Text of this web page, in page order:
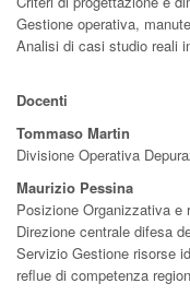
Gestione operativa,
Analisi di casi studio reali
Docenti
Tommaso Martin
Divisione Operativa
Maurizio Pessina
Posizione Organizzativa e
Direzione centrale difesa
Servizio Gestione risorse
reflue di competenza